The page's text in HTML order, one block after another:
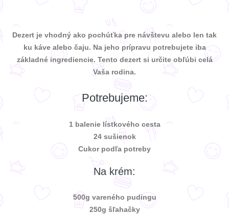
Dezert je vhodný ako pochúťka pre návštevu alebo len tak
ku káve alebo čaju. Na jeho prípravu potrebujete iba
základné ingrediencie. Tento dezert si určite obľúbi celá
Vaša rodina.
Potrebujeme:
1 balenie lístkového cesta
24 sušienok
Cukor podľa potreby
Na krém:
500g vareného pudingu
250g šľahačky